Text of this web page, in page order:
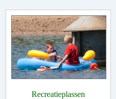
Recreatieplassen